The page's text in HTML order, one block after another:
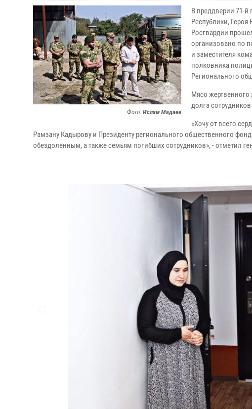
Фото: Ислам Мадаев
В преддверии 71-
Республики,
Росгвардии
организовано по
и заместителя
полковника
Регионального
Мясо
долга
«Хочу от всего
Рамзану Кадырову и Президенту регионального общественного
обездоленным, а также семьям погибших сотрудников», - отметил